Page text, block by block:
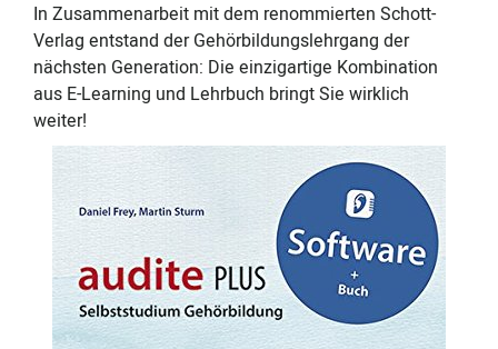
In Zusammenarbeit mit dem renommierten Schott-
Verlag entstand der Gehörbildungslehrgang der
nächsten Generation: Die einzigartige Kombination
aus E-Learning und Lehrbuch bringt Sie wirklich
weiter!